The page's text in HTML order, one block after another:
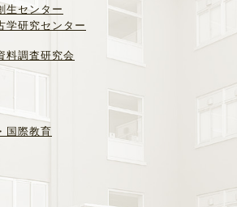
生センター
学研究センター
料調査研究会
国際教育